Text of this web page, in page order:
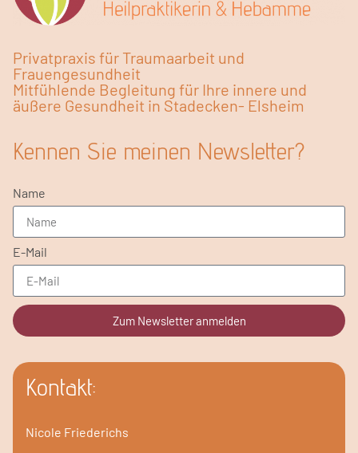
Privatpraxis für Traumaarbeit und
Frauengesundheit
Mitfühlende Begleitung für Ihre innere und
äußere Gesundheit in Stadecken- Elsheim
Kennen Sie meinen Newsletter?
Name
E-Mail
Zum Newsletter anmelden
Kontakt:
Nicole Friederichs